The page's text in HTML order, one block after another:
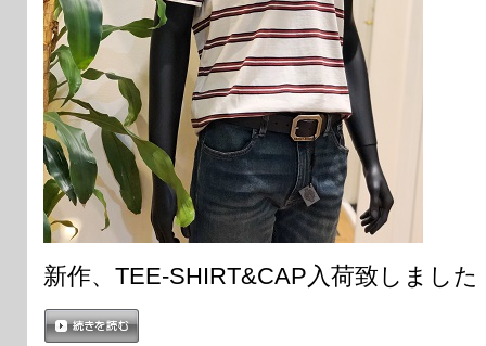
新作、TEE-SHIRT&CAP入荷致しました